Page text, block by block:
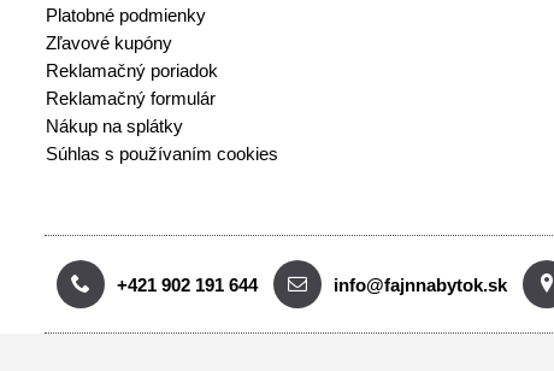
Platobné podmienky
Zľavové kupóny
Reklamačný poriadok
Reklamačný formulár
Nákup na splátky
Súhlas s používaním cookies
+421 902 191 644 info@fajnnabytok.sk